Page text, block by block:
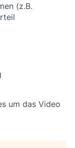
(z.B.
um das Video